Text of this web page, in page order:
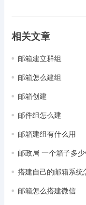
相关文章
邮箱建立群组
邮箱怎么建组
邮箱创建
邮件组怎么建
邮箱建组有什么用
邮政局 一个箱子多
搭建自己的邮箱系统
邮箱怎么搭建微信